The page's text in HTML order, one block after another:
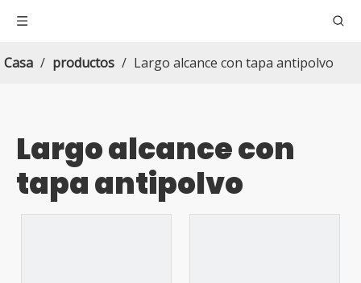
Casa / productos / Largo alcance con tapa antipolvo
Largo alcance con
tapa antipolvo